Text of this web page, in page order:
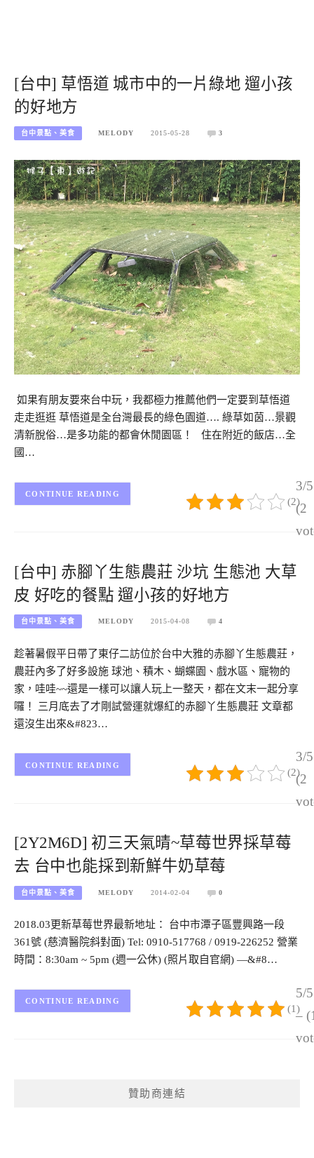
[台中] 草悟道 城市中的一片綠地 遛小孩
的好地方
台中景點、美食 MELODY 2015-05-28 3
如果有朋友要來台中玩，我都極力推薦他們一定要到草悟道
走走逛逛 草悟道是全台灣最長的綠色園道…. 綠草如茵…景觀
清新脫俗…是多功能的都會休閒園區！ 住在附近的飯店…全
國…
3/
(2
(2)
CONTINUE READING
[台中] 赤腳丫生態農莊 沙坑 生態池 大草
皮 好吃的餐點 遛小孩的好地方
台中景點、美食 MELODY 2015-04-08 4
趁著暑假平日帶了東仔二訪位於台中大雅的赤腳丫生態農莊，
農莊內多了好多設施 球池、積木、蝴蝶園、戲水區、寵物的
家，哇哇~~還是一樣可以讓人玩上一整天，都在文末一起分享
囉！ 三月底去了才剛試營運就爆紅的赤腳丫生態農莊 文章都
還沒生出來&#823…
3/
(2
(2)
CONTINUE READING
[2Y2M6D] 初三天氣晴~草莓世界採草莓
去 台中也能採到新鮮牛奶草莓
台中景點、美食 MELODY 2014-02-04 0
2018.03更新草莓世界最新地址： 台中市潭子區豐興路一段
361號 (慈濟醫院斜對面) Tel: 0910-517768 / 0919-226252 營業
時間：8:30am ~ 5pm (週一公休) (照片取自官網) —&#8…
5/5
–
(1)
CONTINUE READING
贊助商連結